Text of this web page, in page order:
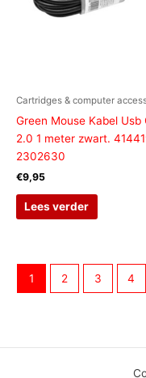
Cartridges & computer
Green Mouse Kabel Usb
2.0 1 meter zwart.
2302630
€9,95
Lees verder
1 2 3 4